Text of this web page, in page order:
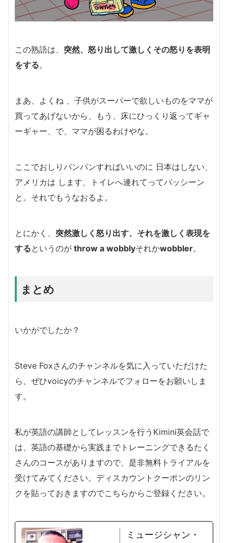
この熟語は、 突然、怒り出して激しくその怒りを表明
をする。
まあ、よくね 、子供がスーパーで欲しいものをママが
買ってあげないから、もう、床にひっくり返ってギャ
ーギャー、で、ママが困るわけやな。
ここでおしりパンパンすればいいのに 日本はしない、
アメリカは します、トイレへ連れてってバッシーン
と。それでもうなおるよ。
とにかく、 突然激しく怒り出す、それを激しく表現を
するというのが throw a wobblyそれかwobbler。
まとめ
いかがでしたか？
Steve Foxさんのチャンネルを気に入っていただけた
ら、ぜひvoicyのチャンネルでフォローをお願いしま
す。
私が英語の講師としてレッスンを行うKimini英会話で
は、英語の基礎から実践までトレーニングできるたく
さんのコースがありますので、是非無料トライアルを
受けてみてください。ディスカウントクーポンのリン
クを貼っておきますのでこちらからご登録ください。
ミュージシャン・